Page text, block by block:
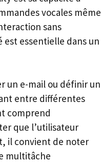
vocales même
sans
essentielle dans un
un e-mail ou définir un
entre différentes
comprend
que l’utilisateur
il convient de noter
multitâche